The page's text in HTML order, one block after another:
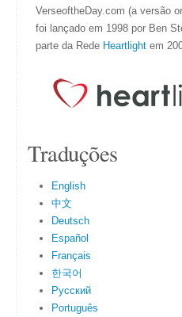
VerseoftheDay.com (a versão
foi lançado em 1998 por Ben
parte da Rede Heartlight em
Traduções
English
中文
Deutsch
Español
Français
한국어
Русский
Português